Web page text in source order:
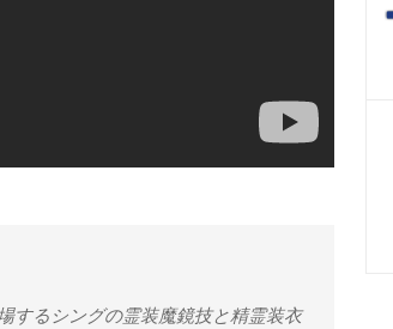
するシングの霊装魔鏡技と精霊装衣